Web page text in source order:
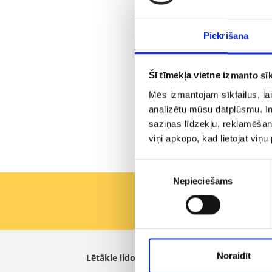
Piekrišana
Šī tīmekļa vietne izmanto
Mēs izmantojam sīkfailus,
analizētu mūsu datplūsmu.
saziņas līdzekļu,
viņi apkopo, kad lietojat viņu
Nepieciešams
Noraidīt
Rādīt
Pirmie saņemiet
Lētākie lidojumi